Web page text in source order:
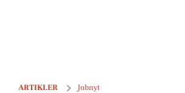
ARTIKLER Jobnyt
Herrestrup skole søger pædagogmedhjælper.